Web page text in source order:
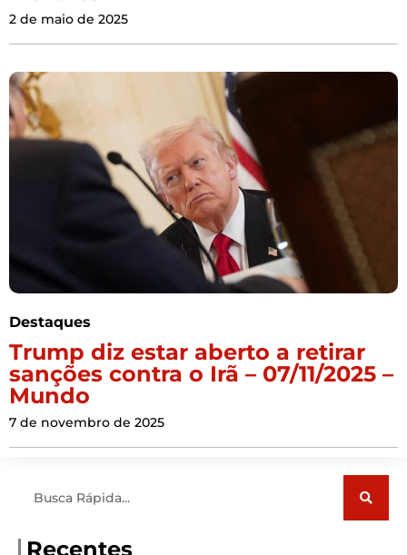
2 de maio de 2025
Destaques
Trump diz estar aberto a retirar
sanções contra o Irã – 07/11/2025 –
Mundo
7 de novembro de 2025
Recentes